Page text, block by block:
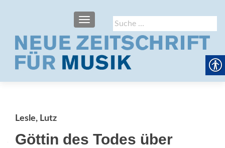
Suche
nach:
SCHALTE NAVIGATION
Lesle, Lutz
Göttin des Todes über